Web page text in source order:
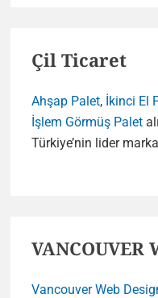
Çil Ticaret
Ahşap Palet, İkinci El
İşlem Görmüş Palet
Türkiye’nin lider
VANCOUVER
Vancouver Web